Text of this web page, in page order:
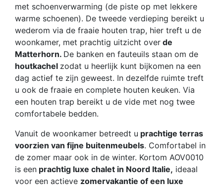
met schoenverwarming (de piste op met lekkere
warme schoenen). De tweede verdieping bereikt u
wederom via de fraaie houten trap, hier treft u de
woonkamer, met prachtig uitzicht over de
Matterhorn. De banken en fauteuils staan om de
houtkachel zodat u heerlijk kunt bijkomen na een
dag actief te zijn geweest. In dezelfde ruimte treft
u ook de fraaie en complete houten keuken. Via
een houten trap bereikt u de vide met nog twee
comfortabele bedden.
Vanuit de woonkamer betreedt u prachtige terras
voorzien van fijne buitenmeubels. Comfortabel in
de zomer maar ook in de winter. Kortom AOV0010
is een prachtig luxe chalet in Noord Italie, ideaal
voor een actieve zomervakantie of een luxe